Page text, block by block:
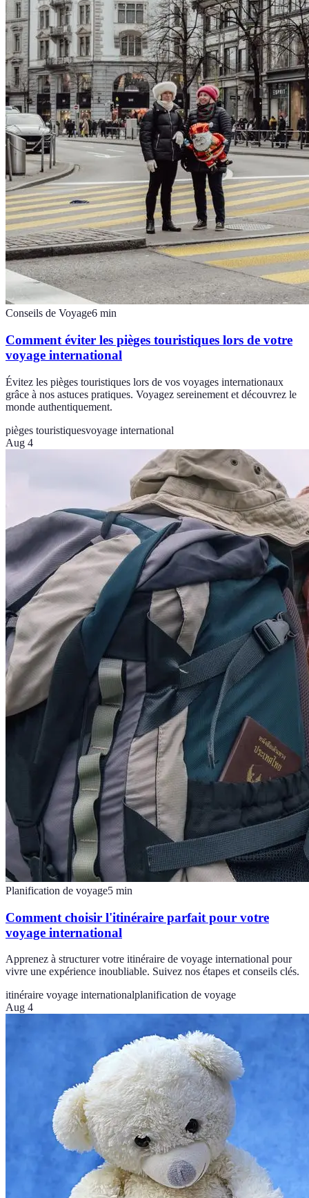
Conseils de Voyage6 min
Comment éviter les pièges touristiques lors de votre
voyage international
Évitez les pièges touristiques lors de vos voyages internationaux
grâce à nos astuces pratiques. Voyagez sereinement et découvrez le
monde authentiquement.
pièges touristiquesvoyage international
Aug 4
Planification de voyage5 min
Comment choisir l'itinéraire parfait pour votre
voyage international
Apprenez à structurer votre itinéraire de voyage international pour
vivre une expérience inoubliable. Suivez nos étapes et conseils clés.
itinéraire voyage internationalplanification de voyage
Aug 4